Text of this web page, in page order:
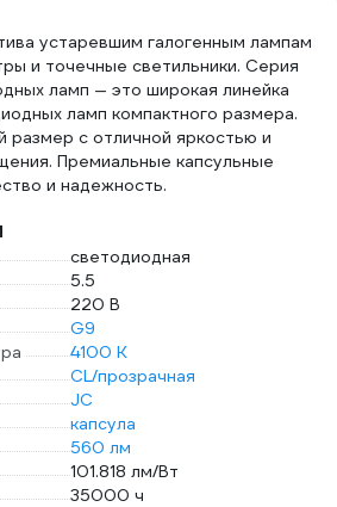
устаревшим галогенным лампам
и точечные светильники. Серия
ламп — это широкая линейка
ламп компактного размера.
с отличной яркостью и
Премиальные капсульные
и надежность.
светодиодная
5.5
220 В
G9
4100 К
CL/прозрачная
JC
капсула
560 лм
101.818 лм/Вт
35000 ч